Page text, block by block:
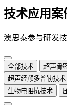
技术应用案
澳思泰参与研发
全部技术 超声骨
超声经颅多普勒技术
生物电阻抗技术